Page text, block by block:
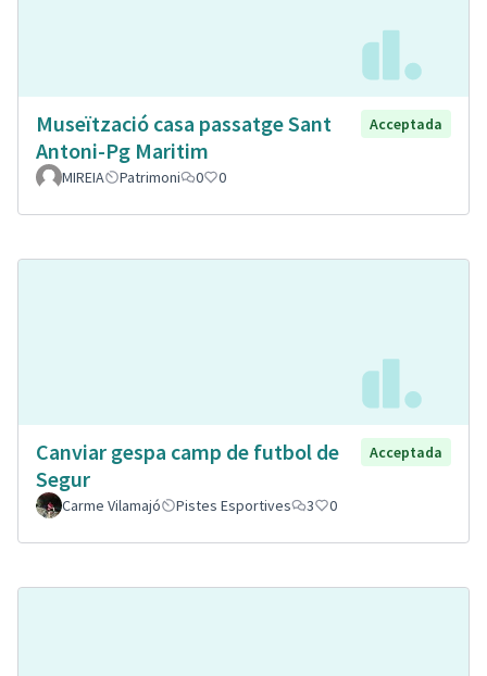
Museïtzació casa passatge Sant
Antoni-Pg Maritim
Acceptada
MIREIA Patrimoni 0 0
Canviar gespa camp de futbol de
Segur
Acceptada
Carme Vilamajó Pistes Esportives 3 0